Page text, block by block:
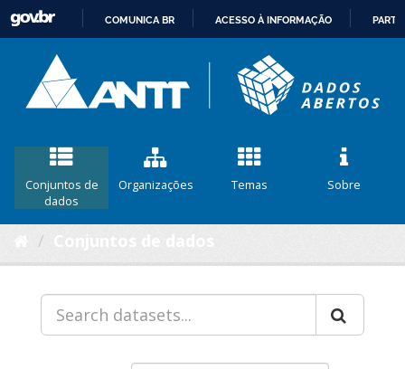
CONTEÚDO
COMUNICA BR ACESSO À INFORMAÇÃO
Conjuntos de
dados
Organizações Temas Sobre